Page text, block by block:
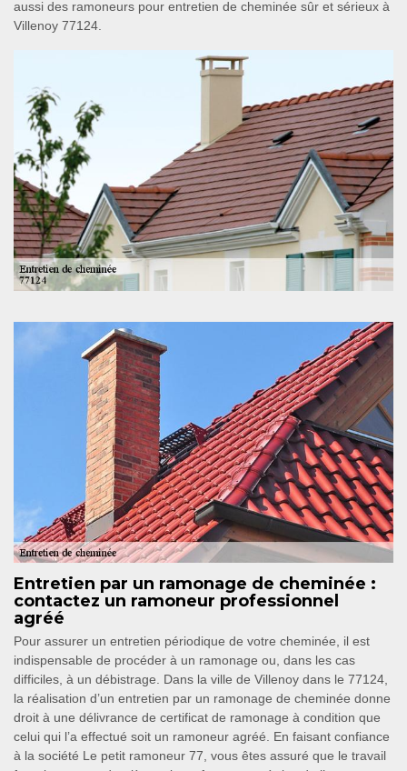
aussi des ramoneurs pour entretien de cheminée sûr et sérieux à
Villenoy 77124.
Entretien par un ramonage de cheminée :
contactez un ramoneur professionnel
agréé
Pour assurer un entretien périodique de votre cheminée, il est
indispensable de procéder à un ramonage ou, dans les cas
difficiles, à un débistrage. Dans la ville de Villenoy dans le 77124,
la réalisation d’un entretien par un ramonage de cheminée donne
droit à une délivrance de certificat de ramonage à condition que
celui qui l’a effectué soit un ramoneur agréé. En faisant confiance
à la société Le petit ramoneur 77, vous êtes assuré que le travail